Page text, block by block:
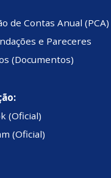
de Contas Anual (PCA)
e Pareceres
(Documentos)
(Oficial)
(Oficial)